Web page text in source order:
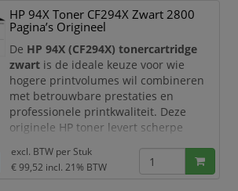
geschikt voor gebruikers met een laag
tot gemiddeld printvolume. U profiteert
van
HP 94X Toner CF294X Zwart 2800
Pagina’s Origineel
De HP 94X (CF294X) tonercartridge
zwart is de ideale keuze voor wie
hogere printvolumes wil combineren
met betrouwbare prestaties en
professionele printkwaliteit. Deze
originele HP toner levert scherpe
waardoor uw documenten altijd een
duidelijke en representatieve
excl. BTW per Stuk
€ 99,52 incl. 21% BTW